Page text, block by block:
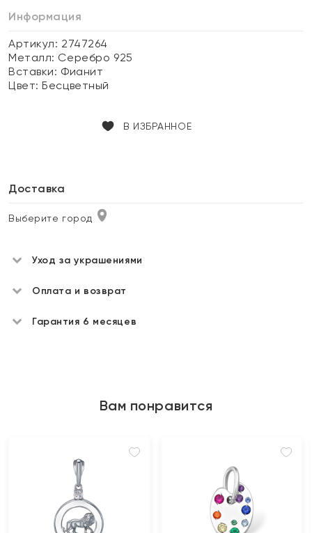
Информация
Артикул: 2747264
Металл: Серебро 925
Вставки: Фианит
Цвет:Бесцветный
В ИЗБРАННОЕ
Доставка
Выберите город
Уход за украшениями
Оплата и возврат
Гарантия 6 месяцев
Вам понравится